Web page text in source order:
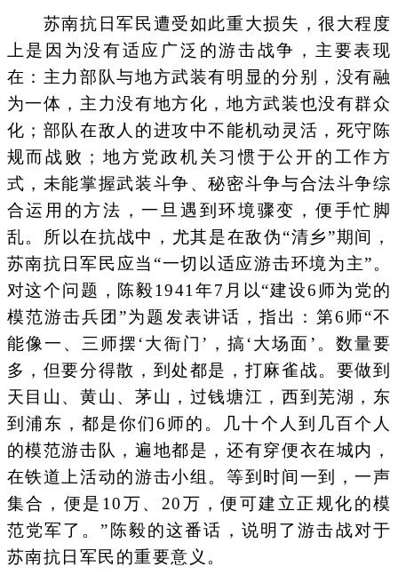
苏南抗日军民遭受如此重大损失，很大程度
上是因为没有适应广泛的游击战争，主要表现
在：主力部队与地方武装有明显的分别，没有融
为一体，主力没有地方化，地方武装也没有群众
化；部队在敌人的进攻中不能机动灵活，死守陈
规而战败；地方党政机关习惯于公开的工作方
式，未能掌握武装斗争、秘密斗争与合法斗争综
合运用的方法，一旦遇到环境骤变，便手忙脚
乱。所以在抗战中，尤其是在敌伪“清乡”期间，
苏南抗日军民应当“一切以适应游击环境为主”。
对这个问题，陈毅1941年7月以“建设6师为党的
模范游击兵团”为题发表讲话，指出：第6师“不
能像一、三师摆‘大衙门’，搞‘大场面’。数量要
多，但要分得散，到处都是，打麻雀战。要做到
天目山、黄山、茅山，过钱塘江，西到芜湖，东
到浦东，都是你们6师的。几十个人到几百个人
的模范游击队，遍地都是，还有穿便衣在城内，
在铁道上活动的游击小组。等到时间一到，一声
集合，便是10万、20万，便可建立正规化的模
范党军了。”陈毅的这番话，说明了游击战对于
苏南抗日军民的重要意义。